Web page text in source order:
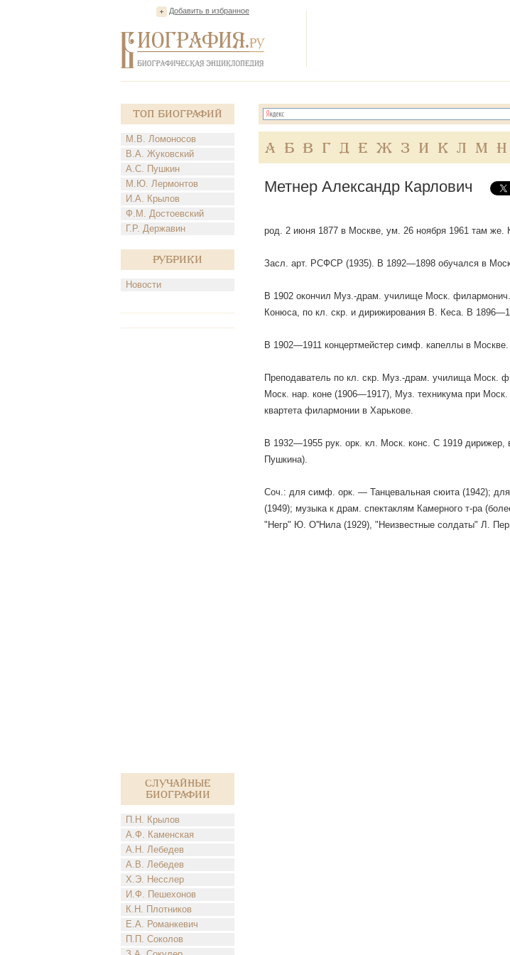
Добавить в избранное
Топ Биографий
М.В. Ломоносов
В.А. Жуковский
А.С. Пушкин
М.Ю. Лермонтов
И.А. Крылов
Ф.М. Достоевский
Г.Р. Державин
Рубрики
Новости
Случайные
биографии
П.Н. Крылов
А.Ф. Каменская
А.Н. Лебедев
А.В. Лебедев
Х.Э. Несслер
И.Ф. Пешехонов
К.Н. Плотников
Е.А. Романкевич
П.П. Соколов
А Б В Г Д Е Ж З И К Л М Н
Метнер Александр Карлович
род. 2 июня 1877 в Москве, ум. 26 ноября 1961 там же.
Засл. арт. РСФСР (1935). В 1892—1898 обучался в
В 1902 окончил Муз.-драм. училище Моск.
Конюса, по кл. скр. и дирижирования В. Кеса. В
В 1902—1911 концертмейстер симф. капеллы в Москве.
Преподаватель по кл. скр. Муз.-драм. училища Моск.
Моск. нар. коне (1906—1917), Муз. техникума при
квартета филармонии в Харькове.
В 1932—1955 рук. орк. кл. Моск. конс. С 1919
Пушкина).
Соч.: для симф. орк. — Танцевальная сюита (1942);
(1949); музыка к драм. спектаклям Камерного т-ра
"Негр" Ю. О''Нила (1929), "Неизвестные солдаты" Л.